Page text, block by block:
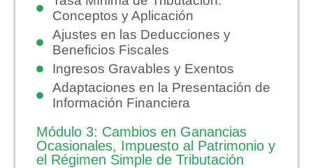
Conceptos y Aplicación
Ajustes en las Deducciones y
Beneficios Fiscales
Ingresos Gravables y Exentos
Adaptaciones en la Presentación de
Información Financiera
Módulo 3: Cambios en Ganancias
Ocasionales, Impuesto al Patrimonio y
el Régimen Simple de Tributación